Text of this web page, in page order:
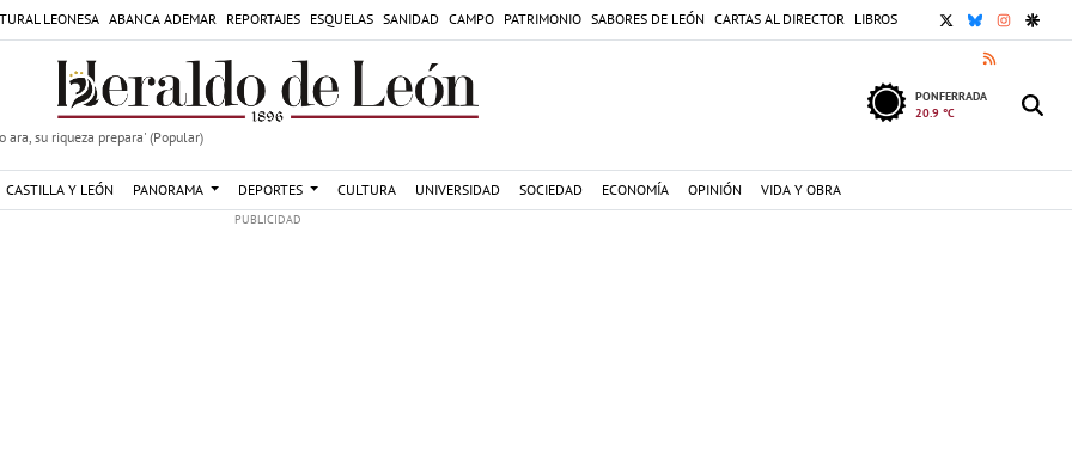
LEONESA ABANCA ADEMAR REPORTAJES ESQUELAS SANIDAD CAMPO PATRIMONIO SABORES DE LEÓN CARTAS AL DIRECTOR LIBROS X BLUESKY
RSS
ara, su riqueza prepara' (Popular)
PONFERRADA
20.9 °C
CASTILLA Y LEÓN PANORAMA DEPORTES CULTURA UNIVERSIDAD SOCIEDAD ECONOMÍA OPINIÓN VIDA Y OBRA